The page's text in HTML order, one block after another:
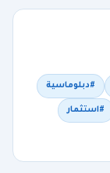
#دبلوماسية
#استثمار